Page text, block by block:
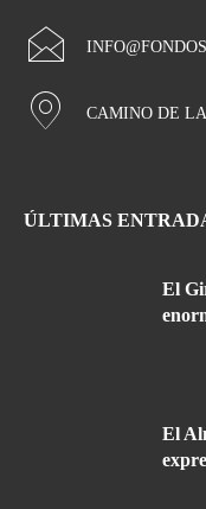
CAMINO DE
ÚLTIMAS
El
El